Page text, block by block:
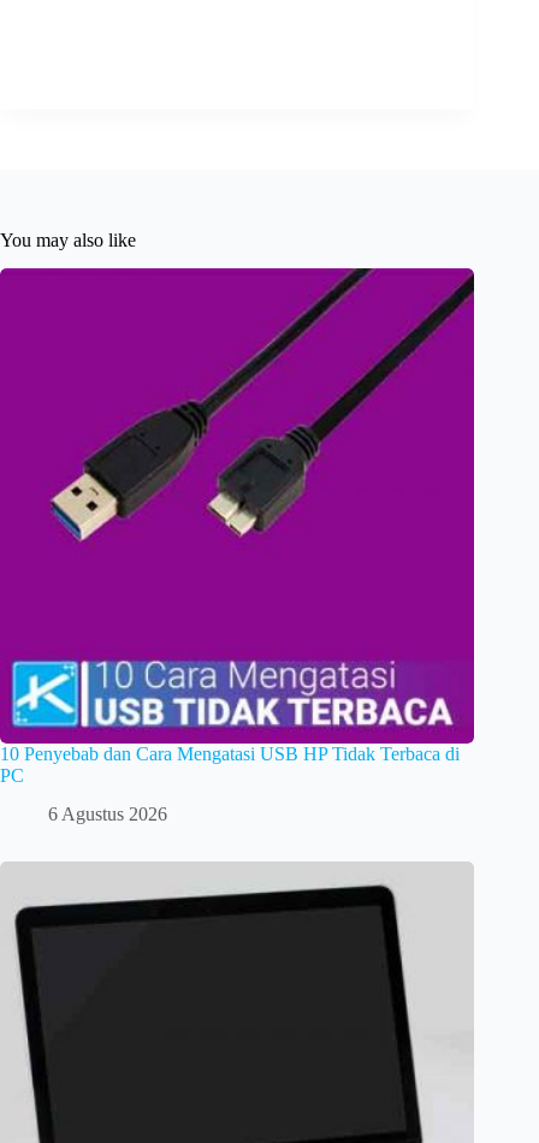
You may also like
10 Penyebab dan Cara Mengatasi USB HP Tidak Terbaca di
PC
6 Agustus 2026